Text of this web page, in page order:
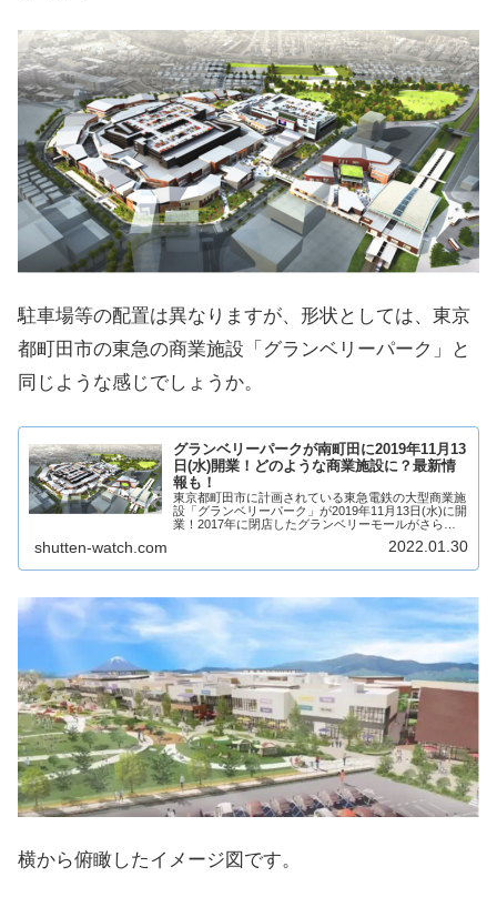
駐車場等の配置は異なりますが、形状としては、東京
都町田市の東急の商業施設「グランベリーパーク」と
同じような感じでしょうか。
グランベリーパークが南町田に2019年11月13
日(水)開業！どのような商業施設に？最新情
報も！
東京都町田市に計画されている東急電鉄の大型商業施
設「グランベリーパーク」が2019年11月13日(水)に開
業！2017年に閉店したグランベリーモールがさらに
ーパーク」として帰ってきます！スヌ...
shutten-watch.com 2022.01.30
横から俯瞰したイメージ図です。